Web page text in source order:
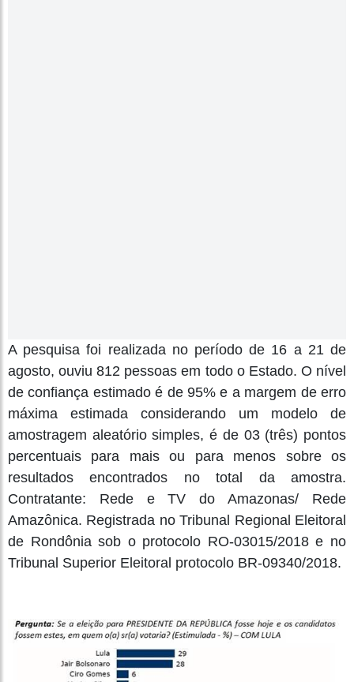
A pesquisa foi realizada no período de 16 a 21 de
agosto, ouviu 812 pessoas em todo o Estado. O nível
de confiança estimado é de 95% e a margem de erro
máxima estimada considerando um modelo de
amostragem aleatório simples, é de 03 (três) pontos
percentuais para mais ou para menos sobre os
resultados encontrados no total da amostra.
Contratante: Rede e TV do Amazonas/ Rede
Amazônica. Registrada no Tribunal Regional Eleitoral
de Rondônia sob o protocolo RO-03015/2018 e no
Tribunal Superior Eleitoral protocolo BR-09340/2018.